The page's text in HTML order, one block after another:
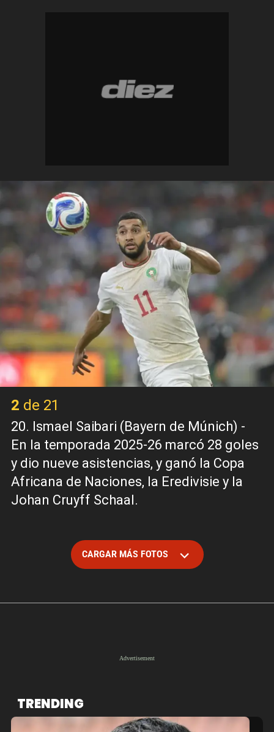
2 de 21
20. Ismael Saibari (Bayern de Múnich) -
En la temporada 2025-26 marcó 28 goles
y dio nueve asistencias, y ganó la Copa
Africana de Naciones, la Eredivisie y la
Johan Cruyff Schaal.
CARGAR MÁS FOTOS
TRENDING